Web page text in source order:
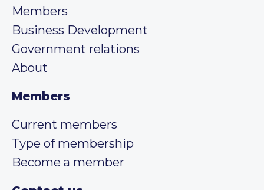
Members
Business Development
Government relations
About
Members
Current members
Type of membership
Become a member